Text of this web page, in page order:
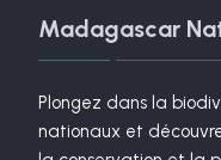
Madagascar
Plongez dans la
nationaux et